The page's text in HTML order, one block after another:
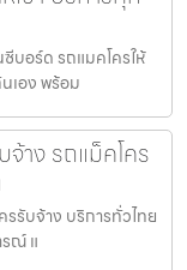
บอร์ด รถแมคโครให้
เอง พร้อม
าง รถแม็คโคร
รรับจ้าง บริการทั่วไทย
ณ์ แ